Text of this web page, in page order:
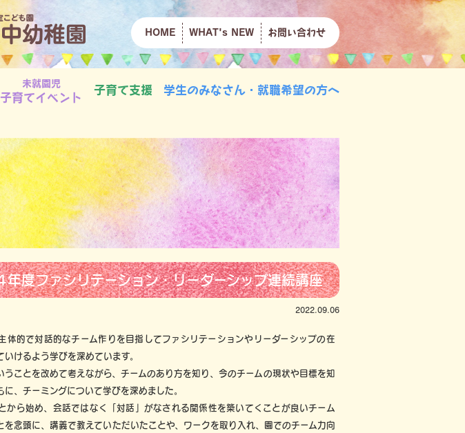
HOME WHAT's NEW お問い合わせ
未就園児
子育てイベント
子育て支援 学生のみなさん・就職希望の方へ
度ファシリテーション・リーダーシップ連続講座
2022.09.06
体的で対話的なチーム作りを目指してファシリテーションやリーダーシップの在
けるよう学びを深めています。
うことを改めて考えながら、チームのあり方を知り、今のチームの現状や目標を知
、チーミングについて学びを深めました。
から始め、会話ではなく「対話」がなされる関係性を築いてくことが良いチーム
を念頭に、講義で教えていただいたことや、ワークを取り入れ、園でのチーム力向